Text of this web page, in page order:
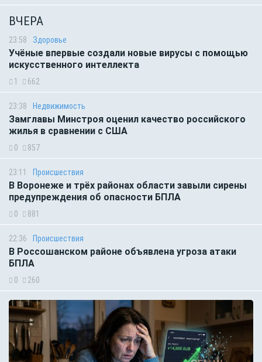
ВЧЕРА
23:58 Здоровье
Учёные впервые создали новые вирусы с помощью
искусственного интеллекта
1 662
23:38 Недвижимость
Замглавы Минстроя оценил качество российского
жилья в сравнении с США
0 857
23:11 Происшествия
В Воронеже и трёх районах области завыли сирены
предупреждения об опасности БПЛА
0 881
22:36 Происшествия
В Россошанском районе объявлена угроза атаки
БПЛА
0 260